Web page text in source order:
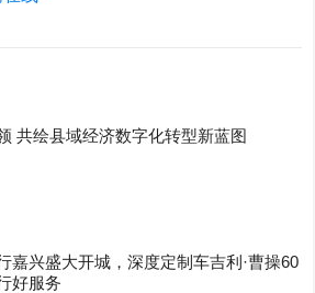
共绘县域经济数字化转型新蓝图
嘉兴盛大开城，深度定制车吉利·曹操60
好服务